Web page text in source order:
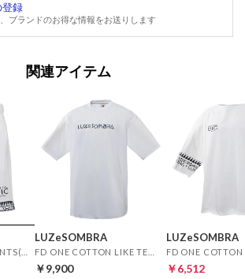
登録
ブランドのお得な情報をお送りします
関連アイテム
LUZeSOMBRA
￥9,900
LUZeSOMBRA
￥6,512